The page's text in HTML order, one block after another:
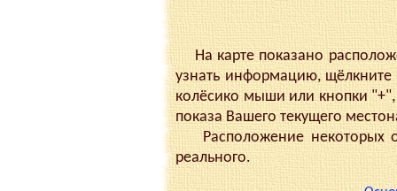
На карте показано
узнать информацию, щёлкните
колёсико мыши или кнопки "+",
показа Вашего текущего
Расположение некоторых
реального.